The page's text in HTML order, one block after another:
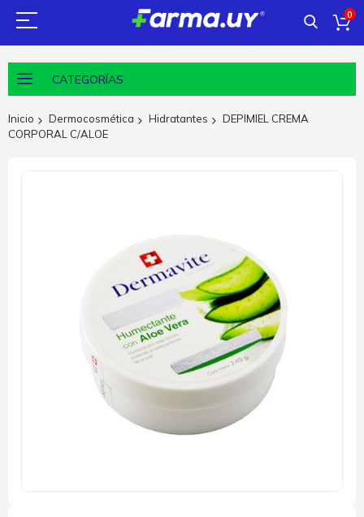
0
CATEGORÍAS
Inicio Dermocosmética Hidratantes
DEPIMIEL CREMA
CORPORAL C/ALOE